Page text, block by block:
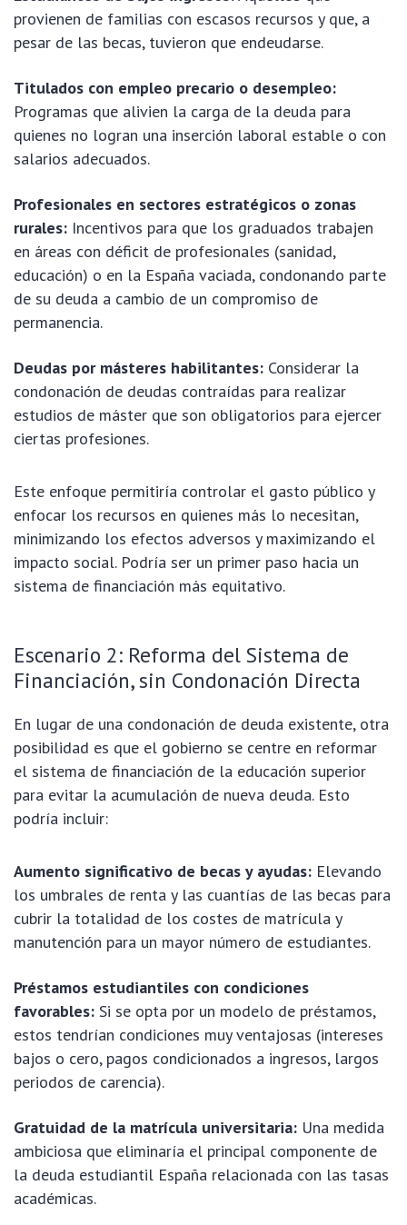
provienen de familias con escasos recursos y que, a
pesar de las becas, tuvieron que endeudarse.
Titulados con empleo precario o desempleo:
Programas que alivien la carga de la deuda para
quienes no logran una inserción laboral estable o con
salarios adecuados.
Profesionales en sectores estratégicos o zonas
rurales: Incentivos para que los graduados trabajen
en áreas con déficit de profesionales (sanidad,
educación) o en la España vaciada, condonando parte
de su deuda a cambio de un compromiso de
permanencia.
Deudas por másteres habilitantes: Considerar la
condonación de deudas contraídas para realizar
estudios de máster que son obligatorios para ejercer
ciertas profesiones.
Este enfoque permitiría controlar el gasto público y
enfocar los recursos en quienes más lo necesitan,
minimizando los efectos adversos y maximizando el
impacto social. Podría ser un primer paso hacia un
sistema de financiación más equitativo.
Escenario 2: Reforma del Sistema de
Financiación, sin Condonación Directa
En lugar de una condonación de deuda existente, otra
posibilidad es que el gobierno se centre en reformar
el sistema de financiación de la educación superior
para evitar la acumulación de nueva deuda. Esto
podría incluir:
Aumento significativo de becas y ayudas: Elevando
los umbrales de renta y las cuantías de las becas para
cubrir la totalidad de los costes de matrícula y
manutención para un mayor número de estudiantes.
Préstamos estudiantiles con condiciones
favorables: Si se opta por un modelo de préstamos,
estos tendrían condiciones muy ventajosas (intereses
bajos o cero, pagos condicionados a ingresos, largos
periodos de carencia).
Gratuidad de la matrícula universitaria: Una medida
ambiciosa que eliminaría el principal componente de
la deuda estudiantil España relacionada con las tasas
académicas.